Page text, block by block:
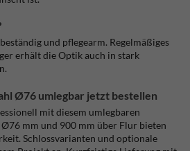
und pflegearm. Regelmäßiges
erhält die Optik auch in stark
Ø76 umlegbar jetzt bestellen
mit diesem umlegbaren
mm und 900 mm über Flur bieten
Schlossvarianten und optionale